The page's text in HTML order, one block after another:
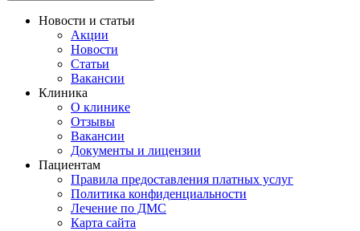
Новости и статьи
Акции
Новости
Статьи
Вакансии
Клиника
О клинике
Отзывы
Вакансии
Документы и лицензии
Пациентам
Правила предоставления платных услуг
Политика конфиденциальности
Лечение по ДМС
Карта сайта